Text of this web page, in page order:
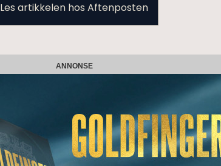
Les artikkelen hos Aftenposten
ANNONSE